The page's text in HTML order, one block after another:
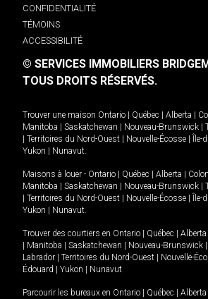
CONFIDENTIALITÉ
TÉMOINS
ACCESSIBILITÉ
© SERVICES IMMOBILIERS
TOUS DROITS RÉSERVÉS.
Trouver une maison Ontario Québec Alberta
Manitoba
Saskatchewan Nouveau-Brunswick
Territoires du Nord-Ouest Nouvelle-Écosse
Yukon
Nunavut.
Maisons à louer - Ontario Québec Alberta
Manitoba
Saskatchewan Nouveau-Brunswick
Territoires du Nord-Ouest Nouvelle-Écosse
Yukon
Nunavut.
Trouver des courtiers en Ontario Québec Alberta
Manitoba Saskatchewan Nouveau-Brunswick
Labrador
Territoires du Nord-Ouest Nouvelle-
Édouard
Yukon Nunavut
Parcourir les bureaux en Ontario Québec Alberta